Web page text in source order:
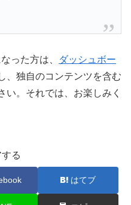
った方は、
ダッシュボー
、独自のコンテンツを含む
い。それでは、お楽しみく
る
はてブ